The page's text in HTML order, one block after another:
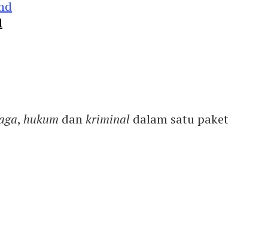
, hukum dankriminal dalam satu paket